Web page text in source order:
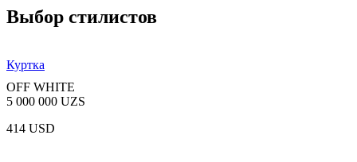
Выбор стилистов
Куртка
OFF WHITE
5 000 000 UZS
414 USD